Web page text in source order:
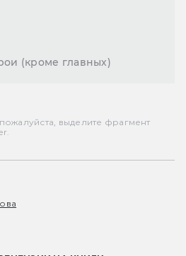
(кроме главных)
выделите фрагмент